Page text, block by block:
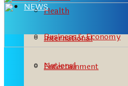
Health
International
National
NEWS
Business & Economy
Entertainment